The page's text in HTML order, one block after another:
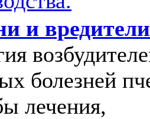
и
болезней
лечения,